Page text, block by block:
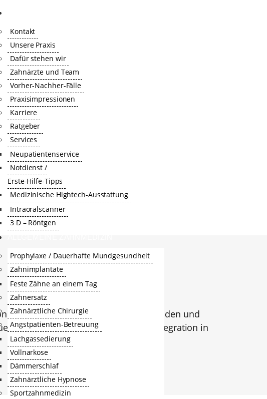
Kontakt
Unsere Praxis
Dafür stehen wir
Zahnärzte und Team
Vorher-Nachher-Fälle
Praxisimpressionen
Karriere
Ratgeber
Services
Neupatientenservice
Notdienst /
Erste-Hilfe-Tipps
Medizinische Hightech-Ausstattung
Intraoralscanner
3 D – Röntgen
Prophylaxe / Dauerhafte Mundgesundheit
Zahnimplantate
Feste Zähne an einem Tag
Zahnersatz
Zahnärztliche Chirurgie
Angstpatienten-Betreuung
Lachgassedierung
Vollnarkose
Dämmerschlaf
Zahnärztliche Hypnose
Sportzahnmedizin
Lächeln mit strahlend weißen, geraden und
schönen Lächeln ist die perfekte Integration in